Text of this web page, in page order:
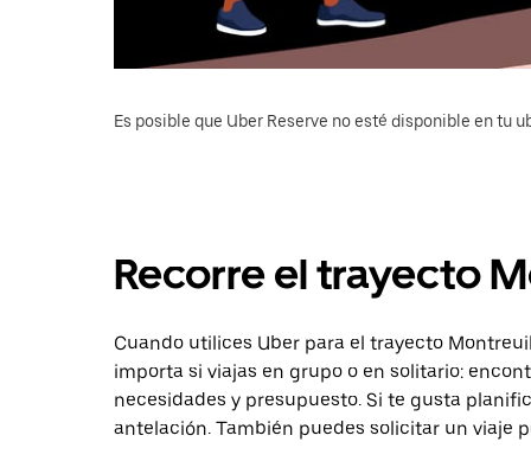
Es posible que Uber Reserve no esté disponible en tu
Recorre el trayecto
Cuando utilices Uber para el trayecto
importa si viajas en grupo o en solitario:
necesidades y presupuesto. Si te gusta
antelación. También puedes solicitar un viaje